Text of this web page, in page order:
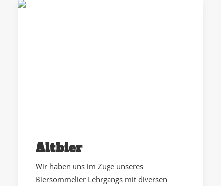
Altbier
Wir haben uns im Zuge unseres
Biersommelier Lehrgangs mit diversen